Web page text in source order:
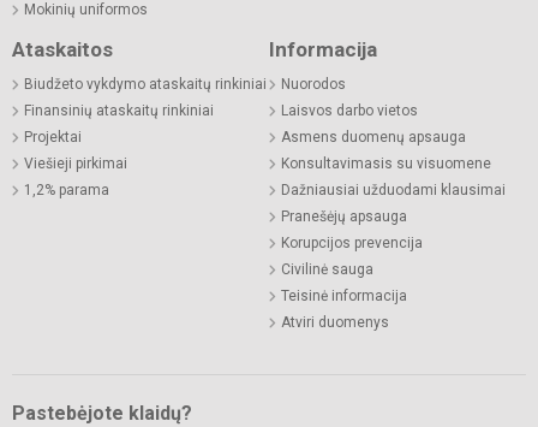
Mokinių uniformos
Ataskaitos
Biudžeto vykdymo ataskaitų rinkiniai
Finansinių ataskaitų rinkiniai
Projektai
Viešieji pirkimai
1,2% parama
Informacija
Nuorodos
Laisvos darbo vietos
Asmens duomenų apsauga
Konsultavimasis su visuomene
Dažniausiai užduodami klausimai
Pranešėjų apsauga
Korupcijos prevencija
Civilinė sauga
Teisinė informacija
Atviri duomenys
Pastebėjote klaidų?